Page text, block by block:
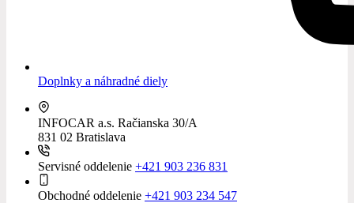
Doplnky a náhradné diely
INFOCAR a.s. Račianska 30/A
831 02 Bratislava
Servisné oddelenie +421 903 236 831
Obchodné oddelenie +421 903 234 547